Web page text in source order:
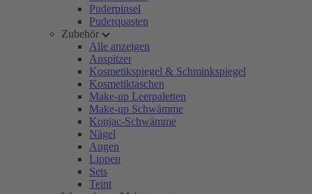
Puderpinsel
Puderquasten
Zubehör
Alle anzeigen
Anspitzer
Kosmetikspiegel & Schminkspiegel
Kosmetiktaschen
Make-up Leerpaletten
Make-up Schwämme
Konjac-Schwämme
Nägel
Augen
Lippen
Sets
Teint